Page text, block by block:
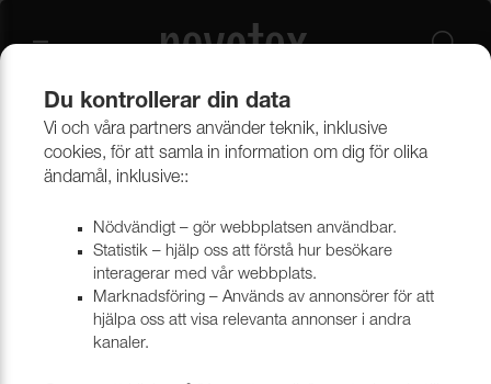
Beklädnadsmaterial Möbeltyger Alla möbeltyger
Du kontrollerar din data
Vi och våra partners använder teknik, inklusive
cookies, för att samla in information om dig för olika
ändamål, inklusive::
Nödvändigt – gör webbplatsen användbar.
Statistik – hjälp oss att förstå hur besökare
interagerar med vår webbplats.
Marknadsföring – Används av annonsörer för att
hjälpa oss att visa relevanta annonser i andra
kanaler.